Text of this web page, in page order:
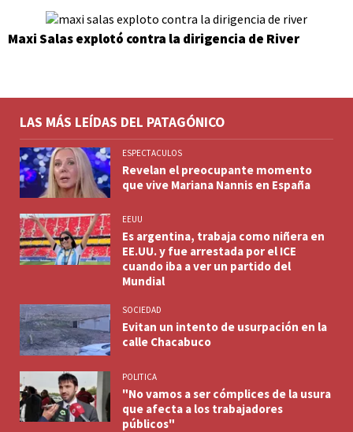
Maxi Salas explotó contra la dirigencia de River
LAS MÁS LEÍDAS DEL PATAGÓNICO
ESPECTACULOS
Revelan el preocupante momento
que vive Mariana Nannis en España
EEUU
Es argentina, trabaja como niñera en
EE.UU. y fue arrestada por el ICE
cuando iba a ver un partido del
Mundial
SOCIEDAD
Evitan un intento de usurpación en la
calle Chacabuco
POLITICA
"No vamos a ser cómplices de la usura
que afecta a los trabajadores
públicos"